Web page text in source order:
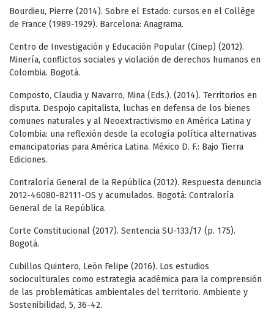
Bourdieu, Pierre (2014). Sobre el Estado: cursos en el Collège
de France (1989-1929). Barcelona: Anagrama.
Centro de Investigación y Educación Popular (Cinep) (2012).
Minería, conflictos sociales y violación de derechos humanos en
Colombia. Bogotá.
Composto, Claudia y Navarro, Mina (Eds.). (2014). Territorios en
disputa. Despojo capitalista, luchas en defensa de los bienes
comunes naturales y al Neoextractivismo en América Latina y
Colombia: una reflexión desde la ecología política alternativas
emancipatorias para América Latina. México D. F.: Bajo Tierra
Ediciones.
Contraloría General de la República (2012). Respuesta denuncia
2012-46080-82111-OS y acumulados. Bogotá: Contraloría
General de la República.
Corte Constitucional (2017). Sentencia SU-133/17 (p. 175).
Bogotá.
Cubillos Quintero, León Felipe (2016). Los estudios
socioculturales como estrategia académica para la comprensión
de las problemáticas ambientales del territorio. Ambiente y
Sostenibilidad, 5, 36-42.